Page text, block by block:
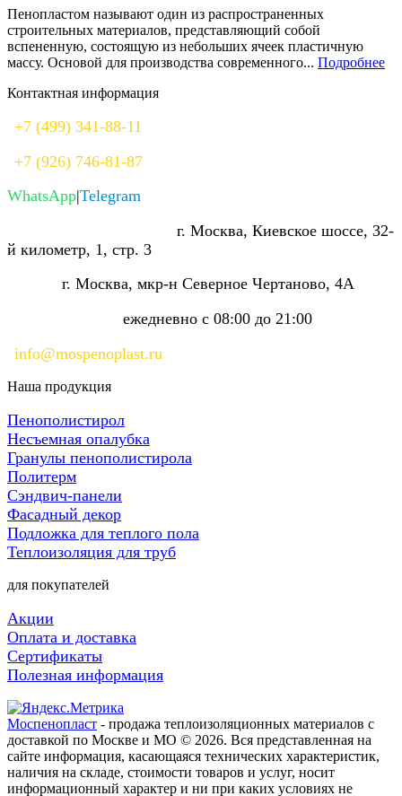
Пенопластом называют один из распространенных
строительных материалов, представляющий собой
вспененную, состоящую из небольших ячеек пластичную
массу. Основой для производства современного... Подробнее
Контактная информация
+7 (499) 341-88-11
+7 (926) 746-81-87
WhatsApp|Telegram
г. Москва, Киевское шоссе, 32-
й километр, 1, стр. 3
г. Москва, мкр-н Северное Чертаново, 4А
ежедневно с 08:00 до 21:00
info@mospenoplast.ru
Наша продукция
Пенополистирол
Несъемная опалубка
Гранулы пенополистирола
Политерм
Сэндвич-панели
Фасадный декор
Подложка для теплого пола
Теплоизоляция для труб
для покупателей
Акции
Оплата и доставка
Сертификаты
Полезная информация
Моспенопласт - продажа теплоизоляционных материалов с
доставкой по Москве и МО © 2026. Вся представленная на
сайте информация, касающаяся технических характеристик,
наличия на складе, стоимости товаров и услуг, носит
информационный характер и ни при каких условиях не